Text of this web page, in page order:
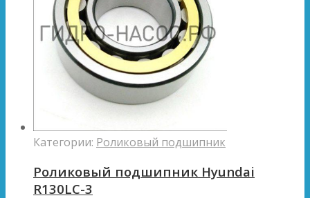
Категории: Роликовый подшипник
Роликовый подшипник Hyundai
R130LC-3